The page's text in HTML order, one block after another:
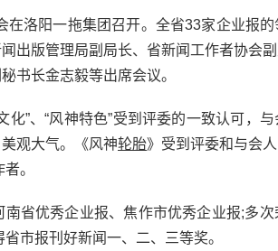
洛阳一拖集团召开。全省33家企业报的
出版管理局副局长、省新闻工作者协会
书长金志毅等出席会议。
化”、“风神特色”受到评委的一致认可，
观大气。《风神轮胎》受到评委和与会
。
省优秀企业报、焦作市优秀企业报;多
市报刊好新闻一、二、三等奖。